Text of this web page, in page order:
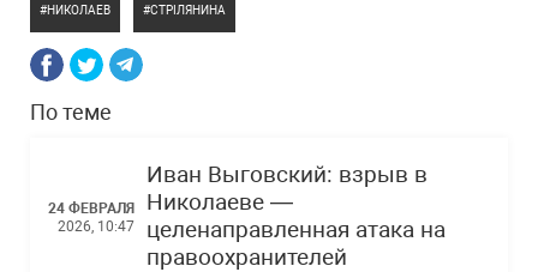
НИКОЛАЕВ СТРІЛЯНИНА
По теме
24 ФЕВРАЛЯ
2026, 10:47
Иван Выговский: взрыв в
Николаеве —
целенаправленная атака на
правоохранителей